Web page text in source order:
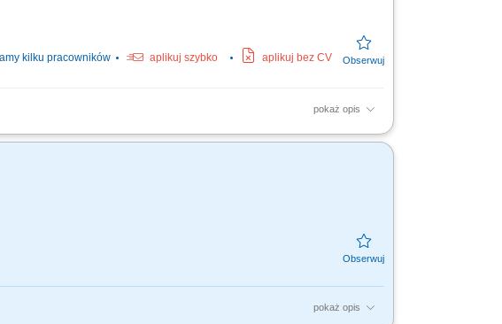
kilku pracowników aplikuj szybko aplikuj bez CV
pokaż opis
wykonywanie napraw gwarancyjnych.
pokaż opis